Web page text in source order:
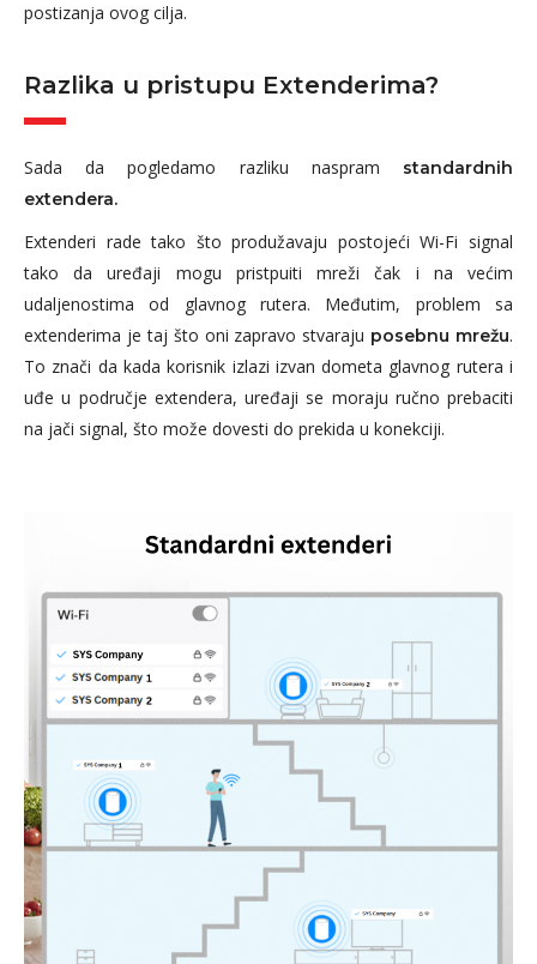
postizanja ovog cilja.
Razlika u pristupu Extenderima?
Sada da pogledamo razliku naspram standardnih
extendera.
Extenderi rade tako što produžavaju postojeći Wi-Fi signal
tako da uređaji mogu pristpuiti mreži čak i na većim
udaljenostima od glavnog rutera. Međutim, problem sa
extenderima je taj što oni zapravo stvaraju posebnu mrežu.
To znači da kada korisnik izlazi izvan dometa glavnog rutera i
uđe u područje extendera, uređaji se moraju ručno prebaciti
na jači signal, što može dovesti do prekida u konekciji.